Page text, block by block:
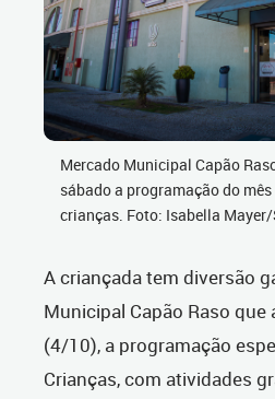
Mercado Municipal Capão
sábado a programação do
crianças. Foto: Isabella Mayer/
A criançada tem diversão
Municipal Capão Raso que
(4/10), a programação
Crianças, com atividades